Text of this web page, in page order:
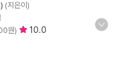
(지은이)
원)
10.0